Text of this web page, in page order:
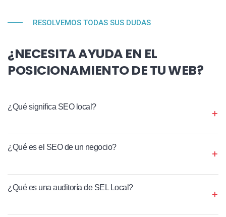
RESOLVEMOS TODAS SUS DUDAS
¿NECESITA AYUDA EN EL
POSICIONAMIENTO DE TU WEB?
¿Qué significa SEO local?
¿Qué es el SEO de un negocio?
¿Qué es una auditoría de SEL Local?